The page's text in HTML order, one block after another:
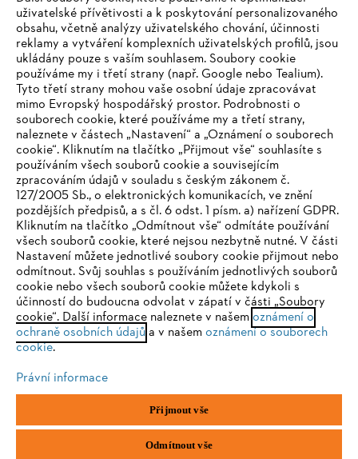
Společnost
STIHL FAQ
Služby
Ochrana osobních údajů Právní doložka Cookies
Chrlická 753
IHR BROWSER WIRD NICHT
UNTERSTÜTZT
Sie nutzen einen Browser, den wir noch nicht unterstützen. Für
eine optimale Nutzung unserer Seite empfehlen wir Ihnen, zu
einem der folgenden Browser zu wechseln:
Firefox Chrome
uživatelské přívětivosti a k poskytování personalizovaného
obsahu, včetně analýzy uživatelského chování, účinnosti
reklamy a vytváření komplexních uživatelských profilů, jsou
ukládány pouze s vaším souhlasem. Soubory cookie
používáme my i třetí strany (např. Google nebo Tealium).
Tyto třetí strany mohou vaše osobní údaje zpracovávat
mimo Evropský hospodářský prostor. Podrobnosti o
souborech cookie, které používáme my a třetí strany,
naleznete v částech „Nastavení“ a „Oznámení o souborech
cookie“. Kliknutím na tlačítko „Přijmout vše“ souhlasíte s
používáním všech souborů cookie a souvisejícím
zpracováním údajů v souladu s českým zákonem č.
127/2005 Sb., o elektronických komunikacích, ve znění
pozdějších předpisů, a s čl. 6 odst. 1 písm. a) nařízení GDPR.
Kliknutím na tlačítko „Odmítnout vše“ odmítáte používání
všech souborů cookie, které nejsou nezbytně nutné. V části
Nastavení můžete jednotlivé soubory cookie přijmout nebo
odmítnout. Svůj souhlas s používáním jednotlivých souborů
cookie nebo všech souborů cookie můžete kdykoli s
účinností do budoucna odvolat v zápatí v části „Soubory
cookie“. Další informace naleznete v našem oznámení o
ochraně osobních údajůa v našem oznámení o souborech
cookie.
Právní informace
Přijmout vše
Odmítnout vše